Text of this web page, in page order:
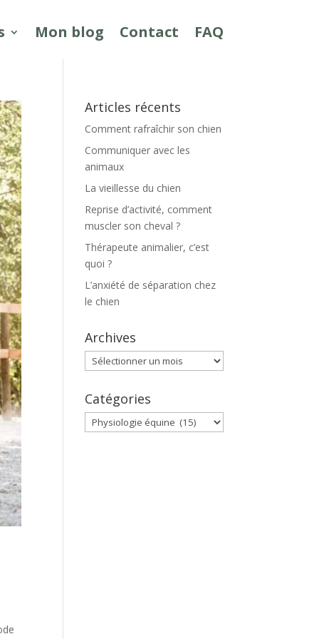
Mon blog Contact FAQ
Articles récents
Comment rafraîchir son chien
Communiquer avec les
animaux
La vieillesse du chien
Reprise d’activité, comment
muscler son cheval ?
Thérapeute animalier, c’est
quoi ?
L’anxiété de séparation chez
le chien
Archives
Archives
Catégories
Catégories